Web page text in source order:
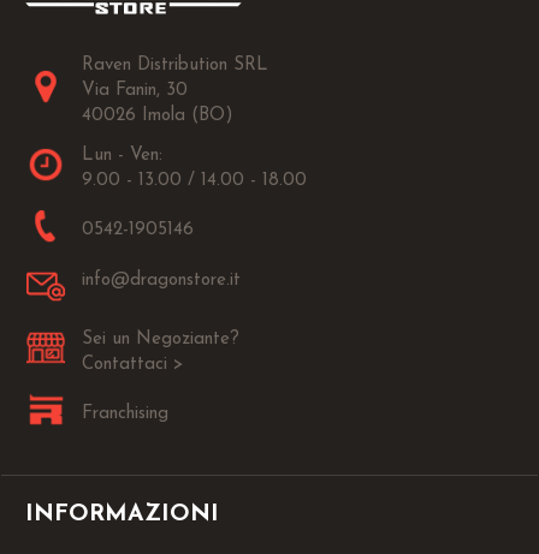
Raven Distribution SRL
Via Fanin, 30
40026 Imola (BO)
Lun - Ven:
9.00 - 13.00 / 14.00 - 18.00
0542-1905146
info@dragonstore.it
Sei un Negoziante?
Contattaci >
Franchising
INFORMAZIONI